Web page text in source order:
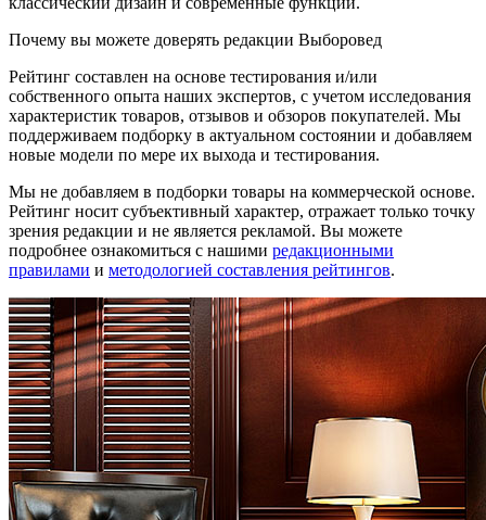
Почему вы можете доверять редакции Выборовед
Рейтинг составлен на основе тестирования и/или
собственного опыта наших экспертов, с учетом исследования
характеристик товаров, отзывов и обзоров покупателей. Мы
поддерживаем подборку в актуальном состоянии и добавляем
новые модели по мере их выхода и тестирования.
Мы не добавляем в подборки товары на коммерческой основе.
Рейтинг носит субъективный характер, отражает только точку
зрения редакции и не является рекламой. Вы можете
подробнее ознакомиться с нашими редакционными
правилами и методологией составления рейтингов.